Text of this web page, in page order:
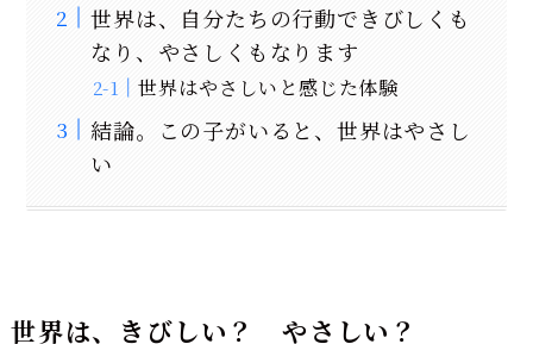
世界は、自分たちの行動できびしくも
なり、やさしくもなります
世界はやさしいと感じた体験
結論。この子がいると、世界はやさし
い
世界は、きびしい？ やさしい？